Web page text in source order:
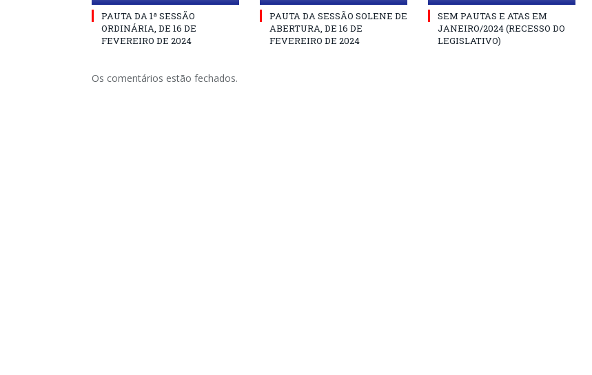
PAUTA DA 1ª SESSÃO
ORDINÁRIA, DE 16 DE
FEVEREIRO DE 2024
PAUTA DA SESSÃO SOLENE DE
ABERTURA, DE 16 DE
FEVEREIRO DE 2024
SEM PAUTAS E ATAS EM
JANEIRO/2024 (RECESSO DO
LEGISLATIVO)
Os comentários estão fechados.